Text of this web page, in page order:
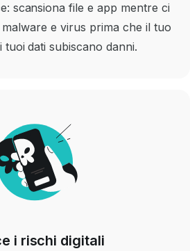
scansiona file e app mentre ci
e virus prima che il tuo
tuoi dati subiscano danni.
i rischi digitali